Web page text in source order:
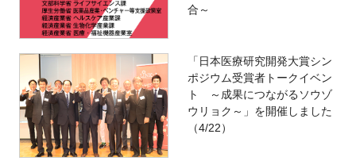
合～
「日本医療研究開発大賞シン
ポジウム受賞者トークイベン
ト ～成果につながるソウゾ
ウリョク～」を開催しました
（4/22）